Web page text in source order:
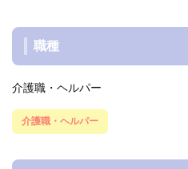
職種
介護職・ヘルパー
介護職・ヘルパー